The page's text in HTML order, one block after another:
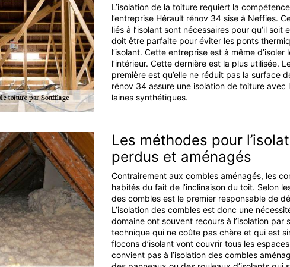
L’isolation de la toiture requiert la
l’entreprise Hérault rénov 34 sise à Neffies.
liés à l’isolant sont nécessaires pour qu’il soit
doit être parfaite pour éviter les ponts
l’isolant. Cette entreprise est à même d’isoler
l’intérieur. Cette dernière est la plus utilisée.
première est qu’elle ne réduit pas la surface
rénov 34 assure une isolation de toiture avec
laines synthétiques.
Les méthodes pour
perdus et aménagés
Contrairement aux combles aménagés, les
habités du fait de l’inclinaison du toit. Selon
des combles est le premier responsable de
L’isolation des combles est donc une
domaine ont souvent recours à l’isolation par
technique qui ne coûte pas chère et qui est
flocons d’isolant vont couvrir tous les
convient pas à l’isolation des combles